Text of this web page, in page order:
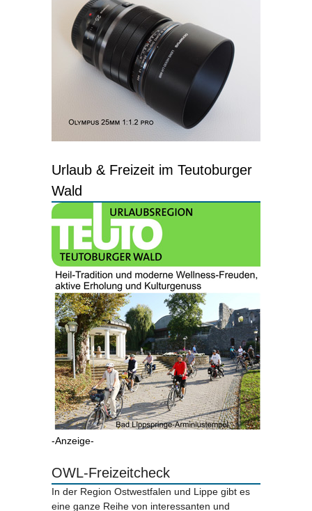
Urlaub & Freizeit im Teutoburger
Wald
-Anzeige-
OWL-Freizeitcheck
In der Region Ostwestfalen und Lippe gibt es
eine ganze Reihe von interessanten und